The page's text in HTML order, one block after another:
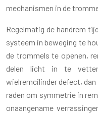
mechanismen in de
Regelmatig de handrem
systeem in beweging te
de trommels te openen,
delen licht in te
wielremcilinder defect,
raden om symmetrie in
onaangename